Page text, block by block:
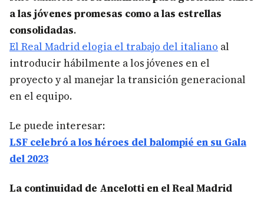
a las jóvenes promesas como a las estrellas
consolidadas.
El Real Madrid elogia el trabajo del italiano al
introducir hábilmente a los jóvenes en el
proyecto y al manejar la transición generacional
en el equipo.
Le puede interesar:
LSF celebró a los héroes del balompié en su Gala
del 2023
La continuidad de Ancelotti en el Real Madrid